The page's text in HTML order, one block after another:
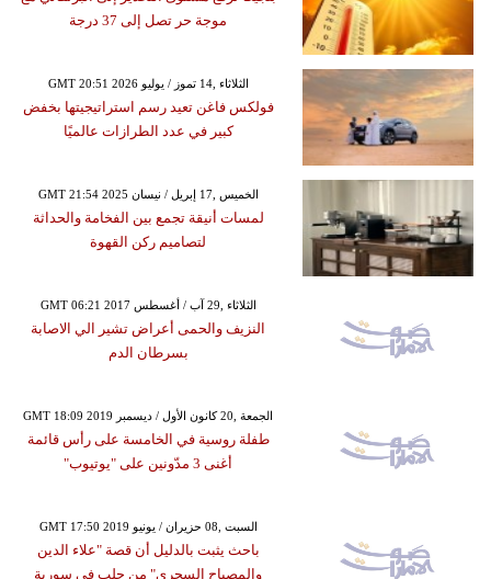
موجة حر تصل إلى 37 درجة
GMT 20:51 2026 الثلاثاء ,14 تموز / يوليو
فولكس فاغن تعيد رسم استراتيجيتها بخفض
كبير في عدد الطرازات عالميًا
GMT 21:54 2025 الخميس ,17 إبريل / نيسان
لمسات أنيقة تجمع بين الفخامة والحداثة
لتصاميم ركن القهوة
GMT 06:21 2017 الثلاثاء ,29 آب / أغسطس
النزيف والحمى أعراض تشير الي الاصابة
بسرطان الدم
GMT 18:09 2019 الجمعة ,20 كانون الأول / ديسمبر
طفلة روسية في الخامسة على رأس قائمة
أغنى 3 مدّونين على "يوتيوب"
GMT 17:50 2019 السبت ,08 حزيران / يونيو
باحث يثبت بالدليل أن قصة "علاء الدين
والمصباح السحري" من حلب في سورية